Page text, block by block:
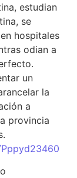
estudian
se
hospitales
odian a
un
la
a
provincia